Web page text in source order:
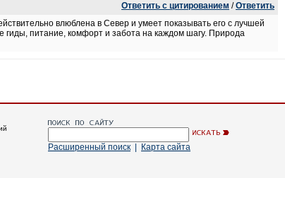
Ответить с цитированием /Ответить
влюблена в Север и умеет показывать его с лучшей
питание, комфорт и забота на каждом шагу. Природа
Расширенный поиск Карта сайта